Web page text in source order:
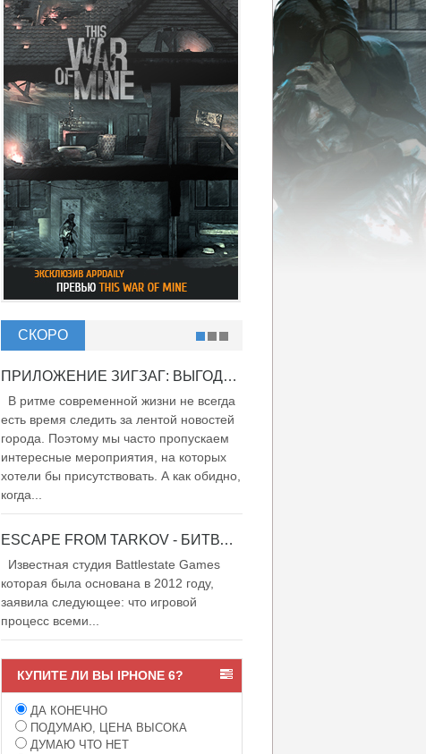
СКОРО
ПРИЛОЖЕНИЕ ЗИГЗАГ: ВЫГОДНО ВДВОЙНЕ!
В ритме современной жизни не всегда
есть время следить за лентой новостей
города. Поэтому мы часто пропускаем
интересные мероприятия, на которых
хотели бы присутствовать. А как обидно,
когда...
ESCAPE FROM TARKOV - БИТВА ЗА ТАРКОВ
Известная студия Battlestate Games
которая была основана в 2012 году,
заявила следующее: что игровой
процесс всеми...
КУПИТЕ ЛИ ВЫ IPHONE 6?
ДА КОНЕЧНО
ПОДУМАЮ, ЦЕНА ВЫСОКА
ДУМАЮ ЧТО НЕТ